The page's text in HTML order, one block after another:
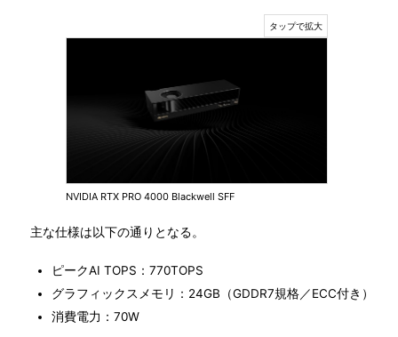
NVIDIA RTX PRO 4000 Blackwell SFF
主な仕様は以下の通りとなる。
ピークAI TOPS：770TOPS
グラフィックスメモリ：24GB（GDDR7規格／ECC付き）
消費電力：70W